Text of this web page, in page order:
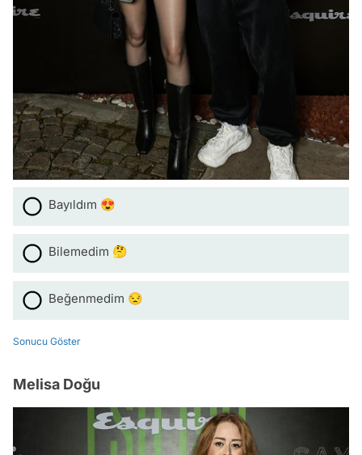
Bayıldım 😍
Bilemedim 🤔
Beğenmedim 😒
Sonucu Göster
Melisa Doğu